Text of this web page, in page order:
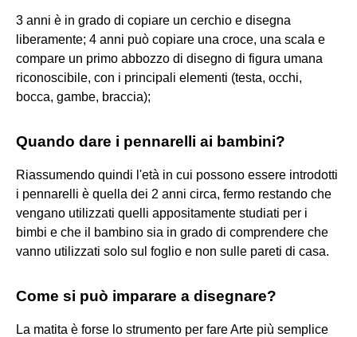
3 anni è in grado di copiare un cerchio e disegna
liberamente; 4 anni può copiare una croce, una scala e
compare un primo abbozzo di disegno di figura umana
riconoscibile, con i principali elementi (testa, occhi,
bocca, gambe, braccia);
Quando dare i pennarelli ai bambini?
Riassumendo quindi l'età in cui possono essere introdotti
i pennarelli è quella dei 2 anni circa, fermo restando che
vengano utilizzati quelli appositamente studiati per i
bimbi e che il bambino sia in grado di comprendere che
vanno utilizzati solo sul foglio e non sulle pareti di casa.
Come si può imparare a disegnare?
La matita è forse lo strumento per fare Arte più semplice